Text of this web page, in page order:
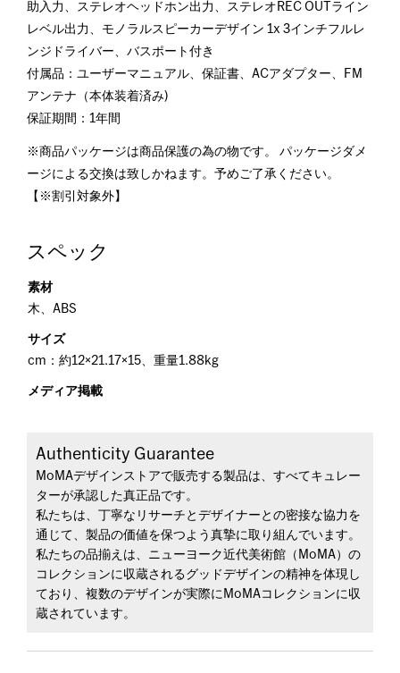
助入力、ステレオヘッドホン出力、ステレオREC OUTライン
レベル出力、モノラルスピーカーデザイン 1x 3インチフルレ
ンジドライバー、バスポート付き
付属品：ユーザーマニュアル、保証書、ACアダプター、FM
アンテナ（本体装着済み)
保証期間：1年間
※商品パッケージは商品保護の為の物です。 パッケージダメ
ージによる交換は致しかねます。予めご了承ください。
【※割引対象外】
スペック
素材
木、ABS
サイズ
cm：約12×21.17×15、重量1.88kg
メディア掲載
Authenticity Guarantee
MoMAデザインストアで販売する製品は、すべてキュレー
ターが承認した真正品です。
私たちは、丁寧なリサーチとデザイナーとの密接な協力を
通じて、製品の価値を保つよう真摯に取り組んでいます。
私たちの品揃えは、ニューヨーク近代美術館（MoMA）の
コレクションに収蔵されるグッドデザインの精神を体現し
ており、複数のデザインが実際にMoMAコレクションに収
蔵されています。